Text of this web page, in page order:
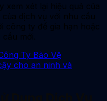
xem xét lại hiệu quả của
dịch vụ với nhu cầu
công ty để gia hạn hoặc
mới.
Ty Bảo Vệ
cho an ninh và